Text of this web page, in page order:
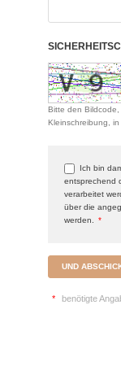
Bitte den
Kleinschreibung,
Ich bin
entsprechend
verarbeitet
über die
werden.
*
UND
* benötigte